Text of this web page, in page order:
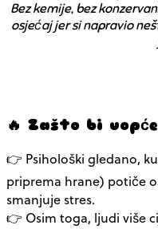
Bez kemije, bez
osjećaj jer si napravio
🔥 Zašto bi
👉 Psihološki gledano,
priprema hrane) potiče
smanjuje stres.
👉 Osim toga, ljudi više